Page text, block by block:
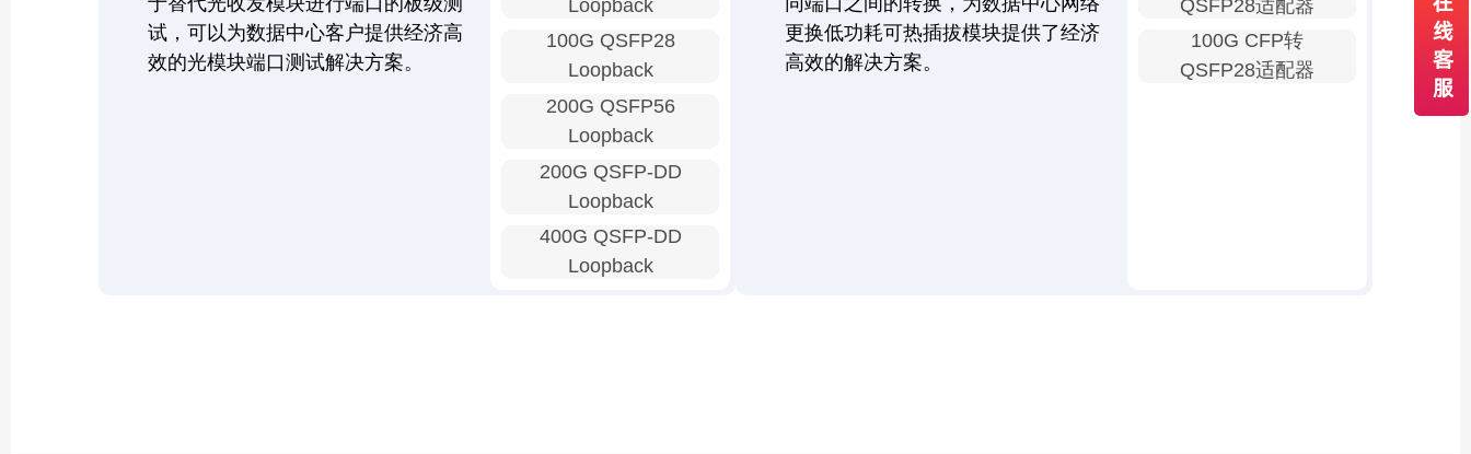
试，可以为数据中心客户提供经济高
效的光模块端口测试解决方案。
Loopback
100G QSFP28
Loopback
200G QSFP56
Loopback
200G QSFP-DD
Loopback
400G QSFP-DD
Loopback
更换低功耗可热插拔模块提供了经济
高效的解决方案。
QSFP28适配器
100G CFP转
QSFP28适配器